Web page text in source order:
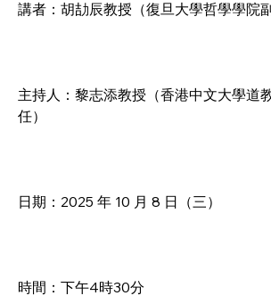
講者：胡劼辰教授（復旦大學哲學學院副
主持人：黎志添教授（香港中文大學道
任）
日期：2025 年 10 月 8 日（三）
時間：下午4時30分